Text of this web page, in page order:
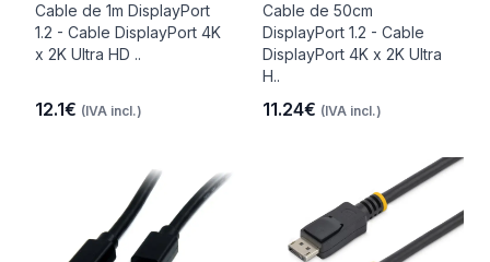
Cable de 1m DisplayPort
1.2 - Cable DisplayPort 4K
x 2K Ultra HD ..
12.1€ (IVA incl.)
Cable de 50cm
DisplayPort 1.2 - Cable
DisplayPort 4K x 2K Ultra
H..
11.24€ (IVA incl.)